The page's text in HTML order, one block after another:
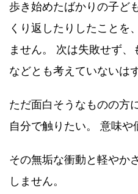
歩き始めたばかりの子ど
くり返したりしたことを
ません。 次は失敗せず、
などとも考えていないはず
ただ面白そうなものの方
自分で触りたい。 意味や
その無垢な衝動と軽やか
しません。